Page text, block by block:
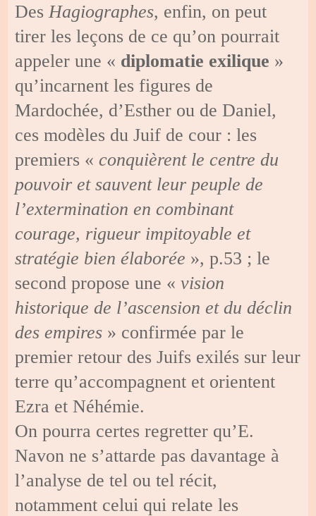
DesHagiographes, enfin, on peut
tirer les leçons de ce qu’on pourrait
appeler une « diplomatie exilique »
qu’incarnent les figures de
Mardochée, d’Esther ou de Daniel,
ces modèles du Juif de cour : les
premiers «conquièrent le centre du
pouvoir et sauvent leur peuple de
l’extermination en combinant
courage, rigueur impitoyable et
stratégie bien élaborée », p.53 ; le
second propose une «vision
historique de l’ascension et du déclin
des empires » confirmée par le
premier retour des Juifs exilés sur leur
terre qu’accompagnent et orientent
Ezra et Néhémie.
On pourra certes regretter qu’E.
Navon ne s’attarde pas davantage à
l’analyse de tel ou tel récit,
notamment celui qui relate les